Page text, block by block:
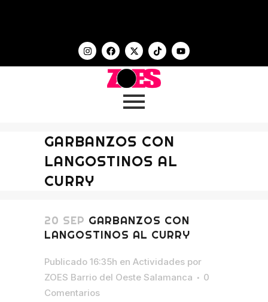
GARBANZOS CON
LANGOSTINOS AL
CURRY
20 SEP GARBANZOS CON
LANGOSTINOS AL CURRY
Publicado 16:35h en Actividades por
ZOES Barrio del Oeste Salamanca
0
Comentarios